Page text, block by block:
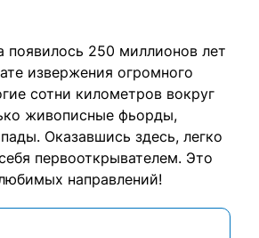
родная земля
Incognita.
Скоро
появилось 250 миллионов лет
извержения огромного
сотни километров вокруг
живописные фьорды,
Оказавшись здесь, легко
первооткрывателем. Это
направлений!